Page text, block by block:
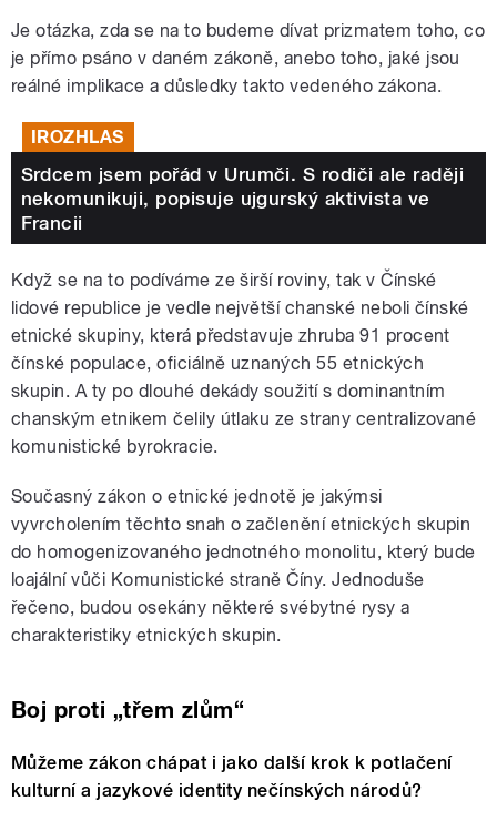
Je otázka, zda se na to budeme dívat prizmatem toho, co
je přímo psáno v daném zákoně, anebo toho, jaké jsou
reálné implikace a důsledky takto vedeného zákona.
IROZHLAS
Srdcem jsem pořád v Urumči. S rodiči ale raději
nekomunikuji, popisuje ujgurský aktivista ve
Francii
Když se na to podíváme ze širší roviny, tak v Čínské
lidové republice je vedle největší chanské neboli čínské
etnické skupiny, která představuje zhruba 91 procent
čínské populace, oficiálně uznaných 55 etnických
skupin. A ty po dlouhé dekády soužití s dominantním
chanským etnikem čelily útlaku ze strany centralizované
komunistické byrokracie.
Současný zákon o etnické jednotě je jakýmsi
vyvrcholením těchto snah o začlenění etnických skupin
do homogenizovaného jednotného monolitu, který bude
loajální vůči Komunistické straně Číny. Jednoduše
řečeno, budou osekány některé svébytné rysy a
charakteristiky etnických skupin.
Boj proti „třem zlům“
Můžeme zákon chápat i jako další krok k potlačení
kulturní a jazykové identity nečínských národů?